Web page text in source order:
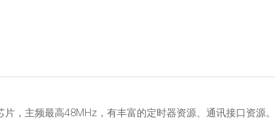
，主频最高48MHz，有丰富的定时器资源、通讯接口资源。